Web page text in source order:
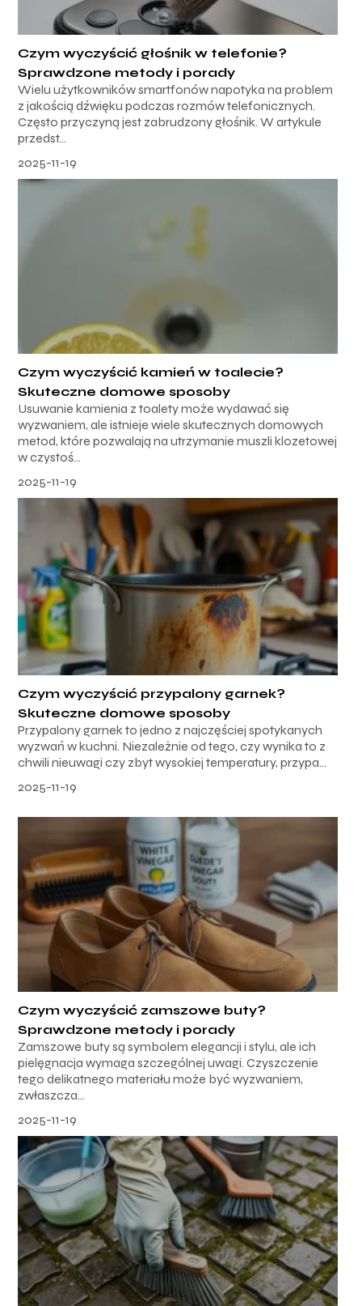
Czym wyczyścić głośnik w telefonie?
Sprawdzone metody i porady
Wielu użytkowników smartfonów napotyka na problem
z jakością dźwięku podczas rozmów telefonicznych.
Często przyczyną jest zabrudzony głośnik. W artykule
przedst...
2025-11-19
Czym wyczyścić kamień w toalecie?
Skuteczne domowe sposoby
Usuwanie kamienia z toalety może wydawać się
wyzwaniem, ale istnieje wiele skutecznych domowych
metod, które pozwalają na utrzymanie muszli klozetowej
w czystoś...
2025-11-19
Czym wyczyścić przypalony garnek?
Skuteczne domowe sposoby
Przypalony garnek to jedno z najczęściej spotykanych
wyzwań w kuchni. Niezależnie od tego, czy wynika to z
chwili nieuwagi czy zbyt wysokiej temperatury, przypa...
2025-11-19
Czym wyczyścić zamszowe buty?
Sprawdzone metody i porady
Zamszowe buty są symbolem elegancji i stylu, ale ich
pielęgnacja wymaga szczególnej uwagi. Czyszczenie
tego delikatnego materiału może być wyzwaniem,
zwłaszcza...
2025-11-19